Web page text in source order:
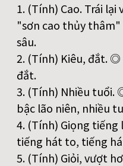
1. (Tính) Cao. Trái lại
"sơn cao thủy thâm"
sâu.
2. (Tính) Kiêu, đắt. ◎
đắt.
3. (Tính) Nhiều tuổi.
bậc lão niên, nhiều
4. (Tính) Giọng
tiếng hát to, tiếng
5. (Tính) Giỏi, vượt